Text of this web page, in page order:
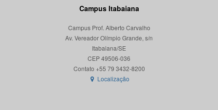
Campus Itabaiana
Campus Prof. Alberto Carvalho
Av. Vereador Olímpio Grande, s/n
Itabaiana/SE
CEP 49506-036
Localização